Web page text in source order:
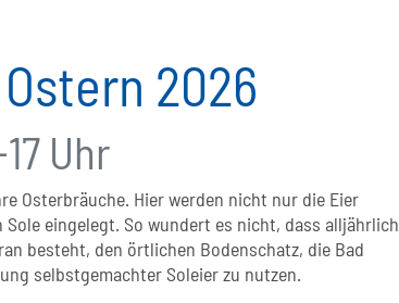
2026
Uhr
Osterbräuche. Hier werden nicht nur die Eier
eingelegt. So wundert es nicht, dass alljährlich
besteht, den örtlichen Bodenschatz, die Bad
selbstgemachter Soleier zu nutzen.